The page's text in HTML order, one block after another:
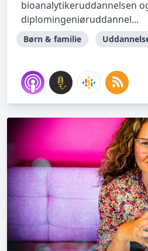
bioanalytikeruddannelsen
diplomingeniøruddannel...
Børn & familie